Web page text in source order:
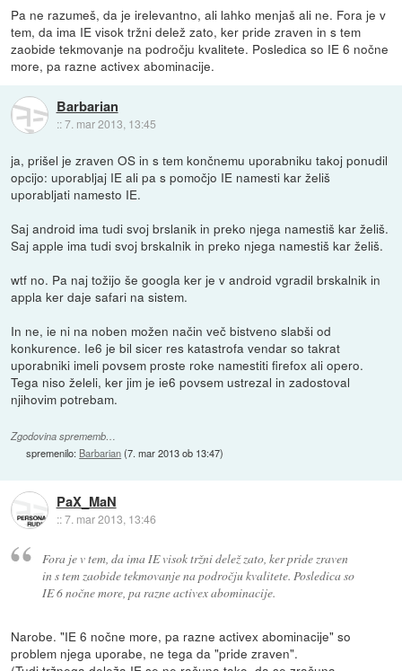
Pa ne razumeš, da je irelevantno, ali lahko menjaš ali ne. Fora je v
tem, da ima IE visok tržni delež zato, ker pride zraven in s tem
zaobide tekmovanje na področju kvalitete. Posledica so IE 6 nočne
more, pa razne activex abominacije.
Barbarian
::7. mar 2013, 13:45
ja, prišel je zraven OS in s tem končnemu uporabniku takoj ponudil
opcijo: uporabljaj IE ali pa s pomočjo IE namesti kar želiš
uporabljati namesto IE.
Saj android ima tudi svoj brslanik in preko njega namestiš kar želiš.
Saj apple ima tudi svoj brskalnik in preko njega namestiš kar želiš.
wtf no. Pa naj tožijo še googla ker je v android vgradil brskalnik in
appla ker daje safari na sistem.
In ne, ie ni na noben možen način več bistveno slabši od
konkurence. Ie6 je bil sicer res katastrofa vendar so takrat
uporabniki imeli povsem proste roke namestiti firefox ali opero.
Tega niso želeli, ker jim je ie6 povsem ustrezal in zadostoval
njihovim potrebam.
Zgodovina sprememb…
spremenilo: Barbarian(7. mar 2013 ob 13:47)
PaX_MaN
::7. mar 2013, 13:46
Fora je v tem, da ima IE visok tržni delež zato, ker pride zraven
in s tem zaobide tekmovanje na področju kvalitete. Posledica so
IE 6 nočne more, pa razne activex abominacije.
Narobe. "IE 6 nočne more, pa razne activex abominacije" so
problem njega uporabe, ne tega da "pride zraven".